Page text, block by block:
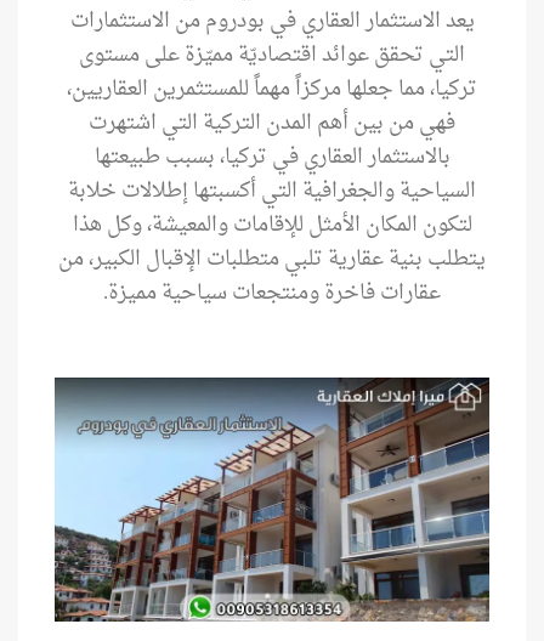
يعد الاستثمار العقاري في بودروم من الاستثمارات
التي تحقق عوائد اقتصاديّة مميّزة على مستوى
تركيا، مما جعلها مركزاً مهماً للمستثمرين العقاريين،
فهي من بين أهم المدن التركية التي اشتهرت
بالاستثمار العقاري في تركيا، بسبب طبيعتها
السياحية والجغرافية التي أكسبتها إطلالات خلابة
لتكون المكان الأمثل للإقامات والمعيشة، وكل هذا
يتطلب بنية عقارية تلبي متطلبات الإقبال الكبير، من
عقارات فاخرة ومنتجعات سياحية مميزة.